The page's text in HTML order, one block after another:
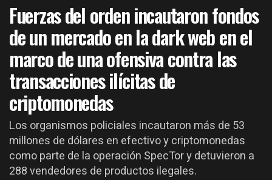
Fuerzas del orden incautaron fondos
de un mercado en la dark web en el
marco de una ofensiva contra las
transacciones ilícitas de
criptomonedas
Los organismos policiales incautaron más de 53
millones de dólares en efectivo y criptomonedas
como parte de la operación SpecTor y detuvieron a
288 vendedores de productos ilegales.